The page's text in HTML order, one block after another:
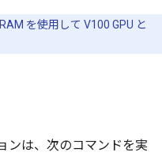
を使用して V100 GPU と
ンは、次のコマンドを実